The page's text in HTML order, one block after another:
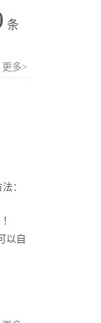
条
更多>
：
以自